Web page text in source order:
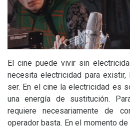
El cine puede vivir sin
necesita electricidad para existir,
ser. En el cine la electricidad es
una energía de sustitución.
requiere necesariamente de
operador basta. En el momento